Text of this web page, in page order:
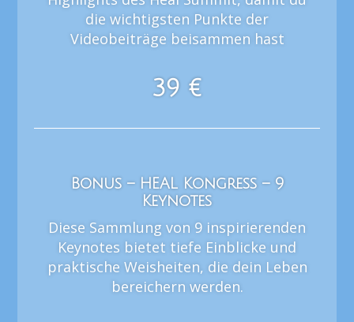
die wichtigsten Punkte der
Videobeiträge beisammen hast
39 €
Bonus – HEAL Kongress – 9
Keynotes
Diese Sammlung von 9 inspirierenden
Keynotes bietet tiefe Einblicke und
praktische Weisheiten, die dein Leben
bereichern werden.